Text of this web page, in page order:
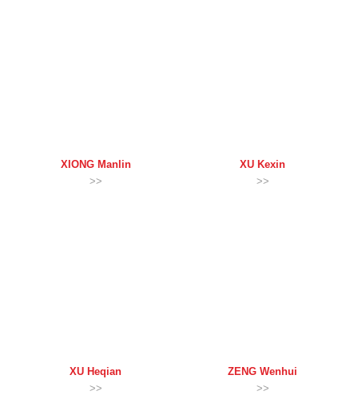
XIONGManlin
>>
XU Kexin
>>
XU Heqian
>>
ZENG Wenhui
>>